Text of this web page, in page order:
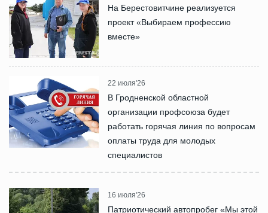
На Берестовитчине реализуется
проект «Выбираем профессию
вместе»
22 июля'26
В Гродненской областной
организации профсоюза будет
работать горячая линия по вопросам
оплаты труда для молодых
специалистов
16 июля'26
Патриотический автопробег «Мы этой